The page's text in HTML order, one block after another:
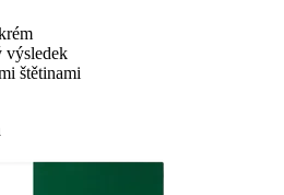
výsledek
štětinami